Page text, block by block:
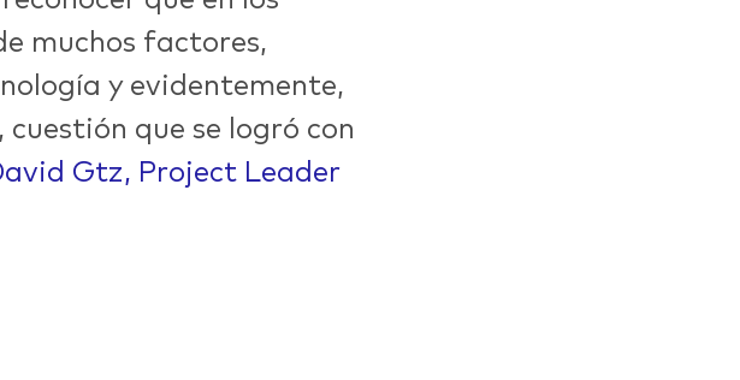
muchos factores,
y evidentemente,
que se logró con
Gtz, Project Leader